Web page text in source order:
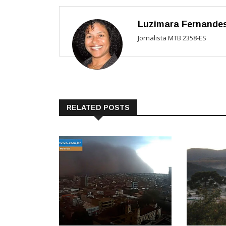
Luzimara
Jornalista MTB 2358-ES
RELATED POSTS